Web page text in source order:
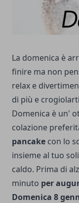
La domenica è
finire ma non
relax e
di più e
Domenica è un'
colazione
pancake con lo
insieme al tuo
caldo. Prima di
minuto per
Domenica 8